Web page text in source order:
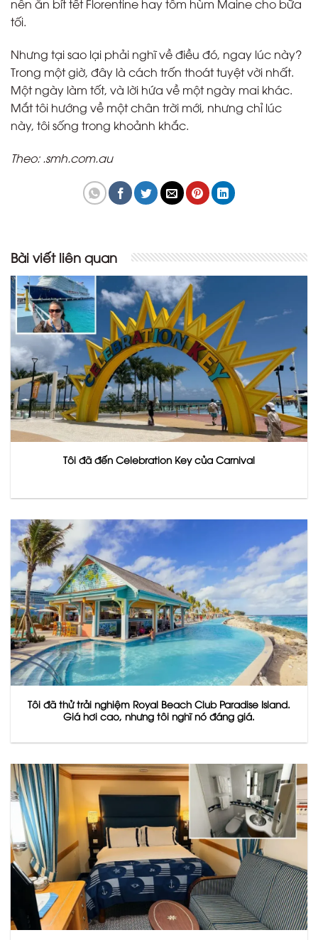
nên ăn bít tết Florentine hay tôm hùm Maine cho bữa
tối.
Nhưng tại sao lại phải nghĩ về điều đó, ngay lúc này?
Trong một giờ, đây là cách trốn thoát tuyệt vời nhất.
Một ngày làm tốt, và lời hứa về một ngày mai khác.
Mắt tôi hướng về một chân trời mới, nhưng chỉ lúc
này, tôi sống trong khoảnh khắc.
Theo: .smh.com.au
Bài viết liên quan
Tôi đã đến Celebration Key của Carnival
Tôi đã thử trải nghiệm Royal Beach Club Paradise Island.
Giá hơi cao, nhưng tôi nghĩ nó đáng giá.